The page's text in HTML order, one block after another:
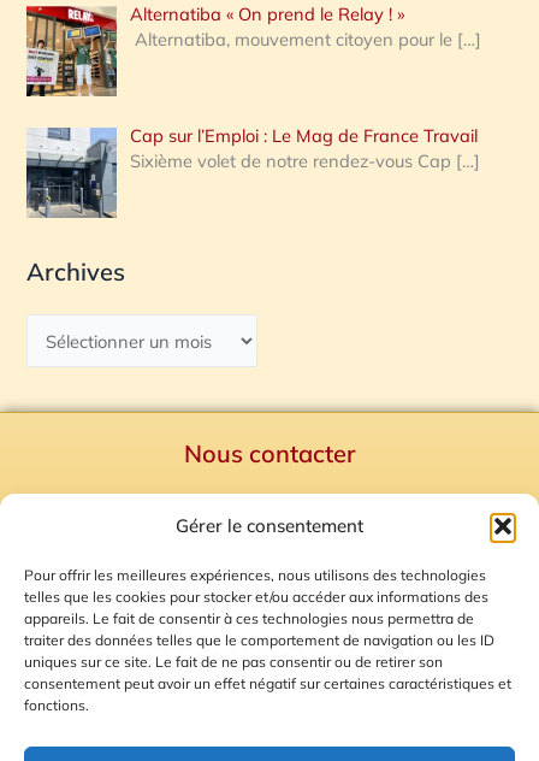
Gérer le consentement
Pour offrir les meilleures expériences, nous utilisons des technologies
telles que les cookies pour stocker et/ou accéder aux informations des
appareils. Le fait de consentir à ces technologies nous permettra de
traiter des données telles que le comportement de navigation ou les ID
uniques sur ce site. Le fait de ne pas consentir ou de retirer son
consentement peut avoir un effet négatif sur certaines caractéristiques et
fonctions.
Alternatiba « On prend le Relay ! »
Alternatiba, mouvement citoyen pour le […]
Cap sur l’Emploi : Le Mag de France Travail
Sixième volet de notre rendez-vous Cap […]
Archives
Nous contacter
Mentions Légales
Plan du site
Gestion des Cookies